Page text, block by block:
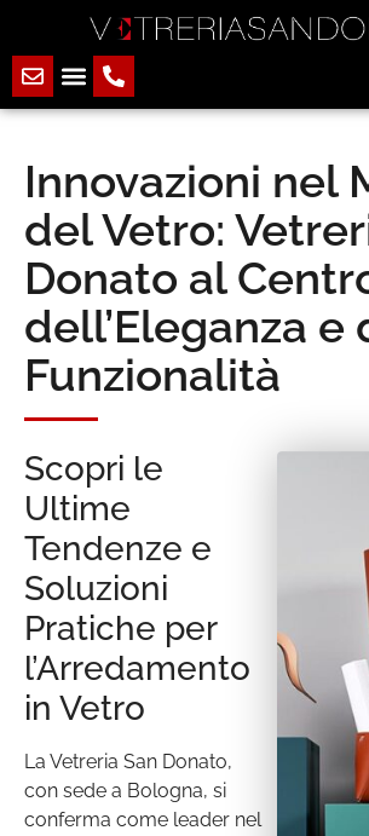
Innovazioni nel
del Vetro:
Donato al
dell’Eleganza e
Funzionalità
Scopri le
Ultime
Tendenze e
Soluzioni
Pratiche per
l’Arredamento
in Vetro
La Vetreria San Donato,
con sede a Bologna, si
conferma come leader nel